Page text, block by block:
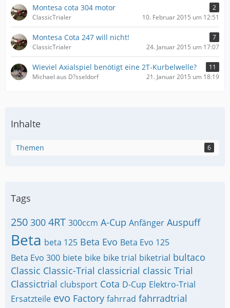
Montesa cota 304 motor
2
ClassicTrialer
10. Februar 2015 um 12:51
Montesa Cota 247 will nicht!
7
ClassicTrialer
24. Januar 2015 um 17:07
Wieviel Axialspiel benötigt eine 2T-Kurbelwelle?
11
Michael aus D?sseldorf
21. Januar 2015 um 18:19
Inhalte
Themen 6
Tags
250 300 4RT 300ccm A-Cup Anfänger Auspuff
Beta beta 125 Beta Evo Beta Evo 125
Beta Evo 300 biete bike bike trial biketrial bultaco
Classic Classic-Trial classicrial classic Trial
Classictrial clubsport Cota D-Cup Elektro-Trial
Ersatzteile evo Factory fahrrad fahrradtrial